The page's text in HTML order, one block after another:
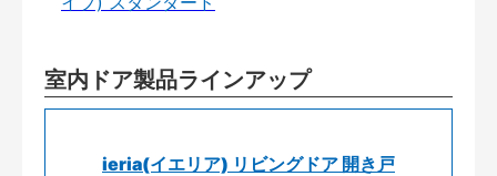
室内ドア製品ラインアップ
ieria(イエリア) リビングドア 開き戸